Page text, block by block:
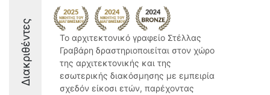
Διακριθέντες
Το αρχιτεκτονικό γραφείο Στέλλας
Γραβάρη δραστηριοποιείται στον χώρο
της αρχιτεκτονικής και της
εσωτερικής διακόσμησης με εμπειρία
σχεδόν είκοσι ετών, παρέχοντας